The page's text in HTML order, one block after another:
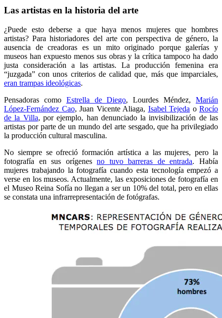
Las artistas en la historia del arte
¿Puede esto deberse a que haya menos mujeres que hombres
artistas? Para historiadores del arte con perspectiva de género, la
ausencia de creadoras es un mito originado porque galerías y
museos han expuesto menos sus obras y la crítica tampoco ha dado
justa consideración a las artistas. La producción femenina era
“juzgada” con unos criterios de calidad que, más que imparciales,
eran trampas ideológicas.
Pensadoras como Estrella de Diego, Lourdes Méndez,Marián
López-Fernández Cao, Juan Vicente Aliaga, Isabel Tejeda o Rocío
de la Villa, por ejemplo, han denunciado la invisibilización de las
artistas por parte de un mundo del arte sesgado, que ha privilegiado
la producción cultural masculina.
No siempre se ofreció formación artística a las mujeres, pero la
fotografía en sus orígenesno tuvo barreras de entrada. Había
mujeres trabajando la fotografía cuando esta tecnología empezó a
verse en los museos. Actualmente, las exposiciones de fotografía en
el Museo Reina Sofía no llegan a ser un 10% del total, pero en ellas
se constata una infrarrepresentación de fotógrafas.